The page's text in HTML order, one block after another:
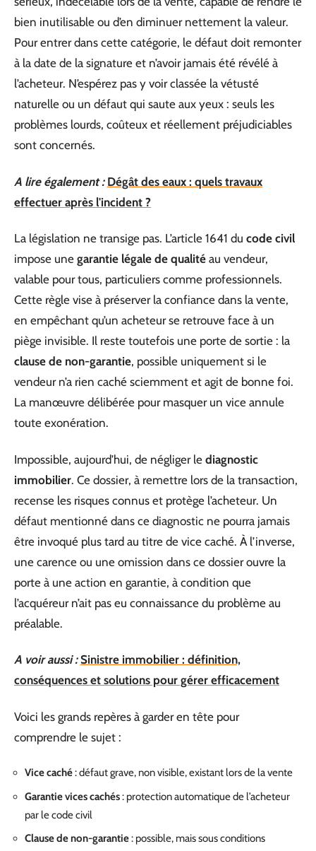
bien inutilisable ou d’en diminuer nettement la valeur.
Pour entrer dans cette catégorie, le défaut doit remonter
à la date de la signature et n’avoir jamais été révélé à
l’acheteur. N’espérez pas y voir classée la vétusté
naturelle ou un défaut qui saute aux yeux : seuls les
problèmes lourds, coûteux et réellement préjudiciables
sont concernés.
A lire également : Dégât des eaux : quels travaux
effectuer après l'incident ?
La législation ne transige pas. L’article 1641 du code civil
impose une garantie légale de qualité au vendeur,
valable pour tous, particuliers comme professionnels.
Cette règle vise à préserver la confiance dans la vente,
en empêchant qu’un acheteur se retrouve face à un
piège invisible. Il reste toutefois une porte de sortie : la
clause de non-garantie, possible uniquement si le
vendeur n’a rien caché sciemment et agit de bonne foi.
La manœuvre délibérée pour masquer un vice annule
toute exonération.
Impossible, aujourd’hui, de négliger le diagnostic
immobilier. Ce dossier, à remettre lors de la transaction,
recense les risques connus et protège l’acheteur. Un
défaut mentionné dans ce diagnostic ne pourra jamais
être invoqué plus tard au titre de vice caché. À l’inverse,
une carence ou une omission dans ce dossier ouvre la
porte à une action en garantie, à condition que
l’acquéreur n’ait pas eu connaissance du problème au
préalable.
A voir aussi : Sinistre immobilier : définition,
conséquences et solutions pour gérer efficacement
Voici les grands repères à garder en tête pour
comprendre le sujet :
Vice caché: défaut grave, non visible, existant lors de la vente
Garantie vices cachés: protection automatique de l’acheteur
par le code civil
Clause de non-garantie: possible, mais sous conditions